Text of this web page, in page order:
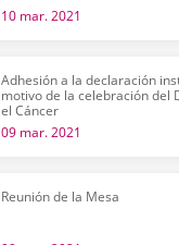
10 mar. 2021
Adhesión a la declaración
motivo de la celebración del
el Cáncer
09 mar. 2021
Reunión de la Mesa